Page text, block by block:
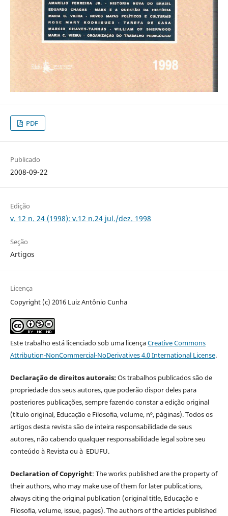
PDF
Publicado
2008-09-22
Edição
v. 12 n. 24 (1998): v.12 n.24 jul./dez. 1998
Seção
Artigos
Licença
Copyright (c) 2016 Luiz Antônio Cunha
Este trabalho está licenciado sob uma licençaCreative Commons
Attribution-NonCommercial-NoDerivatives 4.0 International License.
Declaração de direitos autorais:Os trabalhos publicados são de
propriedade dos seus autores, que poderão dispor deles para
posteriores publicações, sempre fazendo constar a edição original
(título original, Educação e Filosofia, volume, nº, páginas). Todos os
artigos desta revista são de inteira responsabilidade de seus
autores, não cabendo qualquer responsabilidade legal sobre seu
conteúdo à Revista ou à EDUFU.
Declaration of Copyright: The works published are the property of
their authors, who may make use of them for later publications,
always citing the original publication (original title, Educação e
Filosofia, volume, issue, pages). The authors of the articles published